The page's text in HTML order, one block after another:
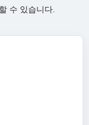
수 있습니다.